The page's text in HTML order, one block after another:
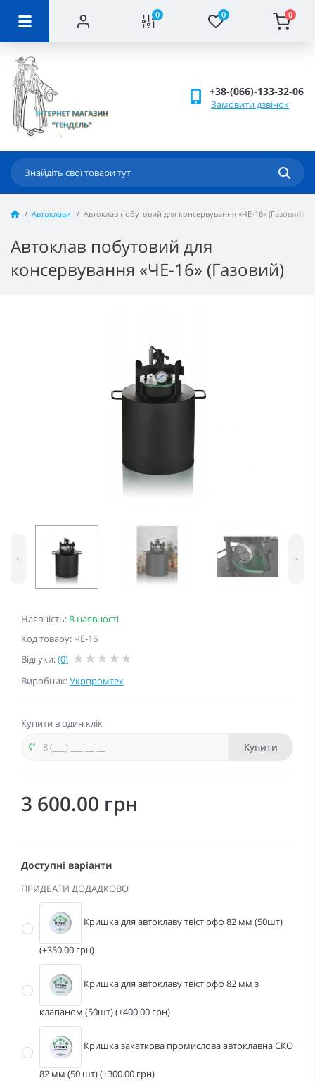
0 0 0
+38-(066)-133-32-06
Замовити дзвінок
Автоклави Автоклав побутовий для консервування «ЧЕ-16» (Газовий)
Автоклав побутовий для
консервування «ЧЕ-16» (Газовий)
Наявність: В наявності
Код товару: ЧЕ-16
Відгуки:(0)
Виробник:Укрпромтех
< >
Купити в один клік
Купити
3 600.00 грн
Доступні варіанти
ПРИДБАТИ ДОДАДКОВО
Кришка для автоклаву твіст офф 82 мм (50шт)
(+350.00 грн)
Кришка для автоклаву твіст офф 82 мм з
клапаном (50шт) (+400.00 грн)
Кришка закаткова промислова автоклавна СКО
82 мм (50 шт) (+300.00 грн)